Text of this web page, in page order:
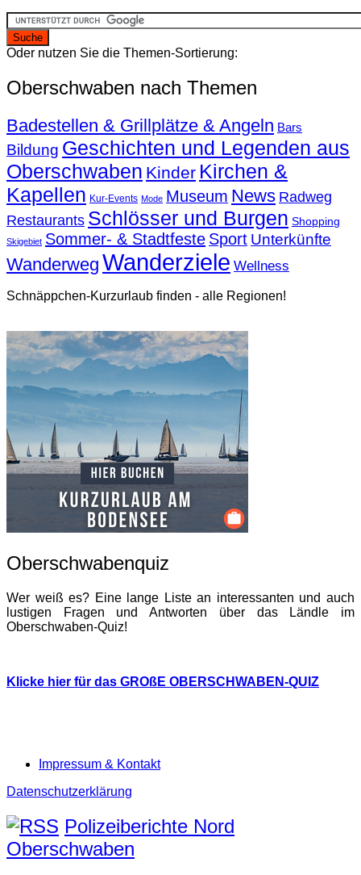
Oder nutzen Sie die Themen-Sortierung:
Oberschwaben nach Themen
Badestellen & Grillplätze & Angeln Bars
Bildung Geschichten und Legenden aus
Oberschwaben Kinder Kirchen &
Kapellen Kur-Events Mode Museum News Radweg
Restaurants Schlösser und Burgen Shopping
Skigebiet Sommer- & Stadtfeste Sport Unterkünfte
Wanderweg Wanderziele Wellness
Schnäppchen-Kurzurlaub finden - alle Regionen!
Oberschwabenquiz
Wer weiß es? Eine lange Liste an interessanten und auch
lustigen Fragen und Antworten über das Ländle im
Oberschwaben-Quiz!
Klicke hier für das GROßE OBERSCHWABEN-QUIZ
Impressum & Kontakt
Datenschutzerklärung
Polizeiberichte Nord
Oberschwaben